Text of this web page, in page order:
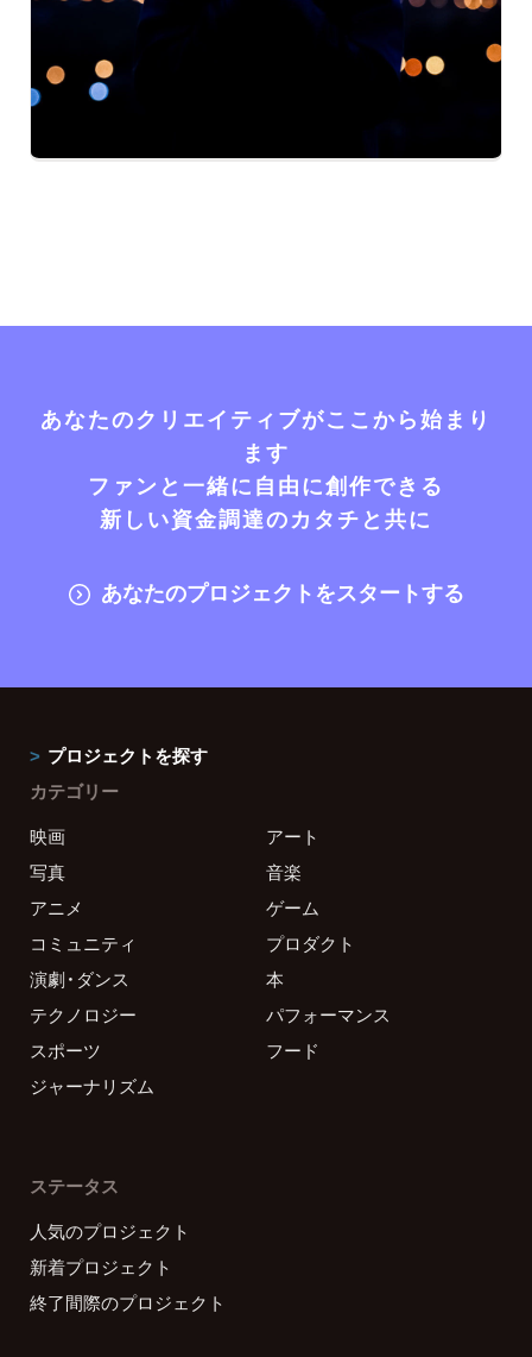
あなたのクリエイティブがここから始まり
ます
ファンと一緒に自由に創作できる
新しい資金調達のカタチと共に
あなたのプロジェクトをスタートする
プロジェクトを探す
カテゴリー
映画
アート
写真
音楽
アニメ
ゲーム
コミュニティ
プロダクト
演劇・ダンス
本
テクノロジー
パフォーマンス
スポーツ
フード
ジャーナリズム
ステータス
人気のプロジェクト
新着プロジェクト
終了間際のプロジェクト